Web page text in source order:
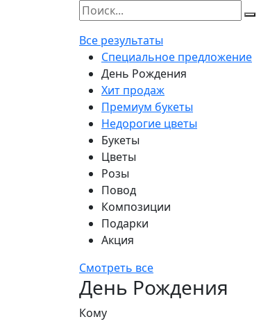
Все результаты
Специальное предложение
День Рождения
Хит продаж
Премиум букеты
Недорогие цветы
Букеты
Цветы
Розы
Повод
Композиции
Подарки
Акция
Смотреть все
День Рождения
Кому